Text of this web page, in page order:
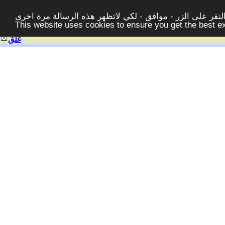
على الزر - موافق - لكي لاتظهر هذه الرسالة مرة اخرى -
This website uses cookies to ensure you get the best
غلق